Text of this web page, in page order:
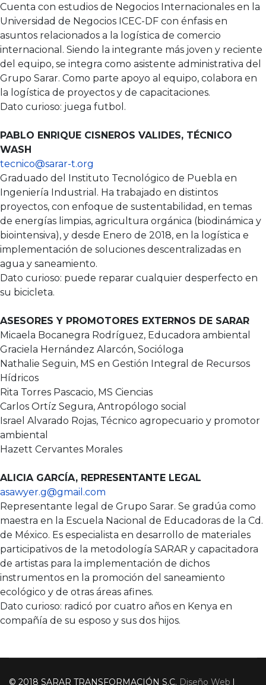
Cuenta con estudios de Negocios Internacionales en la
Universidad de Negocios ICEC-DF con énfasis en
asuntos relacionados a la logística de comercio
internacional. Siendo la integrante más joven y reciente
del equipo, se integra como asistente administrativa del
Grupo Sarar. Como parte apoyo al equipo, colabora en
la logística de proyectos y de capacitaciones.
Dato curioso: juega futbol.
PABLO ENRIQUE CISNEROS VALIDES, TÉCNICO
WASH
tecnico@sarar-t.org
Graduado del Instituto Tecnológico de Puebla en
Ingeniería Industrial. Ha trabajado en distintos
proyectos, con enfoque de sustentabilidad, en temas
de energías limpias, agricultura orgánica (biodinámica y
biointensiva), y desde Enero de 2018, en la logística e
implementación de soluciones descentralizadas en
agua y saneamiento.
Dato curioso: puede reparar cualquier desperfecto en
su bicicleta.
ASESORES Y PROMOTORES EXTERNOS DE SARAR
Micaela Bocanegra Rodríguez, Educadora ambiental
Graciela Hernández Alarcón, Socióloga
Nathalie Seguin, MS en Gestión Integral de Recursos
Hídricos
Rita Torres Pascacio, MS Ciencias
Carlos Ortíz Segura, Antropólogo social
Israel Alvarado Rojas, Técnico agropecuario y promotor
ambiental
Hazett Cervantes Morales
ALICIA GARCÍA, REPRESENTANTE LEGAL
asawyer.g@gmail.com
Representante legal de Grupo Sarar. Se gradúa como
maestra en la Escuela Nacional de Educadoras de la Cd.
de México. Es especialista en desarrollo de materiales
participativos de la metodología SARAR y capacitadora
de artistas para la implementación de dichos
instrumentos en la promoción del saneamiento
ecológico y de otras áreas afines.
Dato curioso: radicó por cuatro años en Kenya en
compañía de su esposo y sus dos hijos.
© 2018 SARAR TRANSFORMACIÓN S.C. Diseño Web l